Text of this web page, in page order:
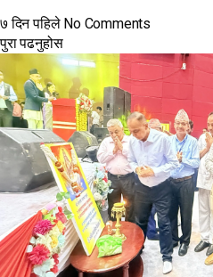
७ दिन पहिले No Comments
पुरा पढनुहोस